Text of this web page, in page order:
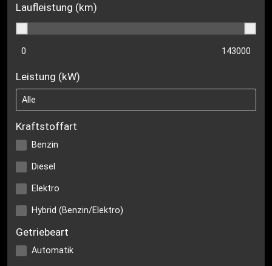
Laufleistung (km)
Leistung (kW)
Kraftstoffart
Benzin
Diesel
Elektro
Hybrid (Benzin/Elektro)
Getriebeart
Automatik